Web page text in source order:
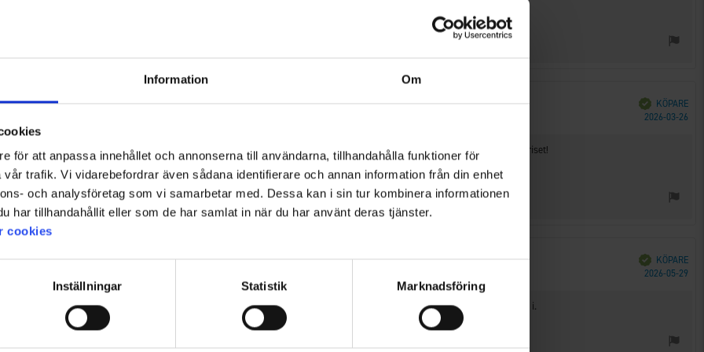
Information Om
för att anpassa innehållet och annonserna till användarna, tillhandahålla funktioner för
trafik. Vi vidarebefordrar även sådana identifierare och annan information från din enhet
och analysföretag som vi samarbetar med. Dessa kan i sin tur kombinera informationen
har tillhandahållit eller som de har samlat in när du har använt deras tjänster.
cookies
Inställningar Statistik Marknadsföring
Bekräftad
KÖPARE
2026-03-26
plast/konstmaterial bra för mig. Bra remmar för att sandalen ska passa. Inte alls sladdriga. Riktigt bra köp till det här priset!
Bekräftad
KÖPARE
2026-05-29
kunde spänna bättre bak häl och vrist. Om banden töjer sig, så kommer de inte att fästa. Gäller båda paren. Sköna att gå i.